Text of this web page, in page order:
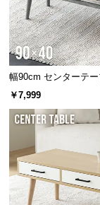
客
様
サ
ポ
ー
知
ら
せ
幅90cm センターテー
モルタル調
￥7,999